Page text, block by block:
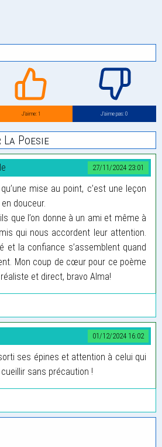
J’aime: 1 J’aime pas: 0
Poesie
27/11/2024 23:01
mise au point, c’est une leçon
douceur.
que l’on donne à un ami et même à
qui nous accordent leur attention.
et la confiance s’assemblent quand
Mon coup de cœur pour ce poème
et direct, bravo Alma!
01/12/2024 16:02
ses épines et attention à celui qui
sans précaution !